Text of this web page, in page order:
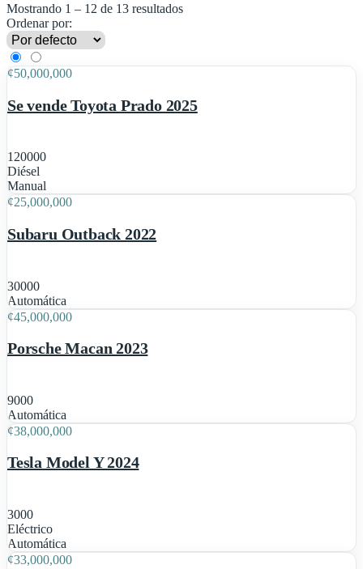
Mostrando 1 – 12 de 13 resultados
Ordenar por:
2
¢50,000,000
Se vende Toyota Prado 2025
120000
Diésel
Manual
1
¢25,000,000
Subaru Outback 2022
30000
Automática
1
¢45,000,000
Porsche Macan 2023
9000
Automática
1
¢38,000,000
Tesla Model Y 2024
3000
Eléctrico
Automática
1
¢33,000,000